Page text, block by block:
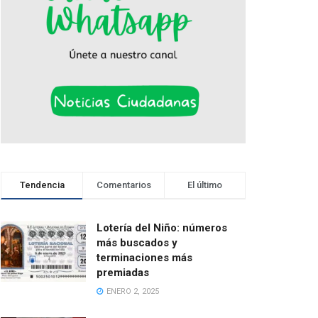
Tendencia Comentarios El último
Lotería del Niño: números
más buscados y
terminaciones más
premiadas
ENERO 2, 2025